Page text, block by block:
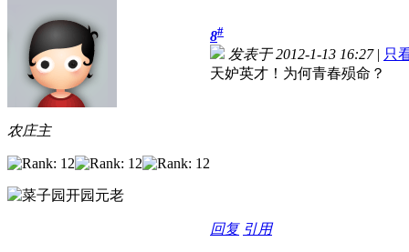
农庄主
8#
发表于 2012-1-13 16:27| 只
天妒英才！为何青春殒命？
回复 引用